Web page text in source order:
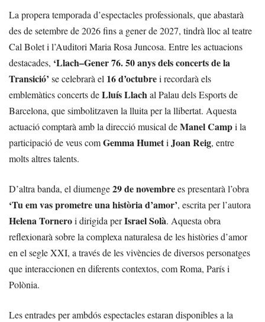
La propera temporada d’espectacles professionals, que abastarà
des de setembre de 2026 fins a gener de 2027, tindrà lloc al teatre
Cal Bolet i l’Auditori Maria Rosa Juncosa. Entre les actuacions
destacades, ‘Llach–Gener 76. 50 anys dels concerts de la
Transició’ se celebrarà el 16 d’octubrei recordarà els
emblemàtics concerts deLluís Llachal Palau dels Esports de
Barcelona, que simbolitzaven la lluita per la llibertat. Aquesta
actuació comptarà amb la direcció musical deManel Campi la
participació de veus comGemma Humeti Joan Reig, entre
molts altres talents.
D’altra banda, el diumenge29 de novembrees presentarà l’obra
‘Tu em vas prometre una història d’amor’, escrita per l’autora
Helena Torneroi dirigida perIsrael Solà. Aquesta obra
reflexionarà sobre la complexa naturalesa de les històries d’amor
en el segle XXI, a través de les vivències de diversos personatges
que interaccionen en diferents contextos, com Roma, París i
Polònia.
Les entrades per ambdós espectacles estaran disponibles a la